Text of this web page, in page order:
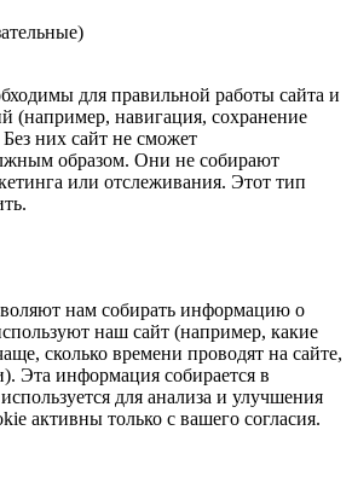
для правильной работы сайта и
(например, навигация, сохранение
них сайт не сможет
образом. Они не собирают
или отслеживания. Этот тип
нам собирать информацию о
наш сайт (например, какие
сколько времени проводят на сайте,
Эта информация собирается в
для анализа и улучшения
активны только с вашего согласия.